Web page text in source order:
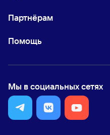
Партнёрам
Помощь
Мы в социальных сетях